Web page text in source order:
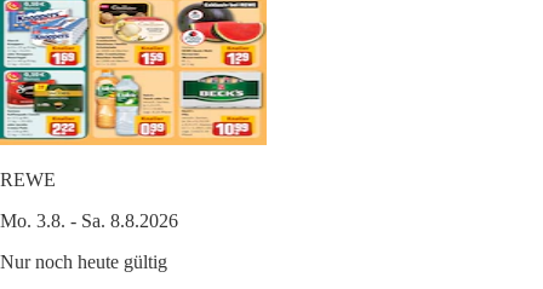
REWE
Mo. 3.8. - Sa. 8.8.2026
Nur noch heute gültig